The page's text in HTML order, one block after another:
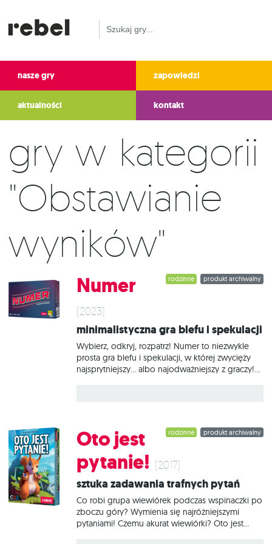
nasze gry zapowiedzi
aktualności kontakt
Gry w kategorii
"Obstawianie
wyników"
produkt archiwalny
rodzinne
Numer
(2023)
Minimalistyczna gra blefu i spekulacji
Wybierz, odkryj, rozpatrz! Numer to niezwykle
prosta gra blefu i spekulacji, w której zwycięży
najsprytniejszy... albo najodważniejszy z graczy!
występująca w niższych numerach, zostaniemy z
niczym! Na czym to polega? Rozgrywka w
Numer składa się z 2 rund, z których każda trwa 5
tur podzielonych na 3 fazy: Wybór. Uczestnicy w
tajemnicy zapisują na swoich płytkach liczby od
000 do 999, a gdy skończą, równocześnie je
odsłaniają. Sprawdzenie. Liczby
produkt archiwalny
rodzinne
Oto jest
pytanie! (2017)
Sztuka zadawania trafnych pytań
Co robi grupa wiewiórek podczas wspinaczki po
zboczu góry? Wymienia się najróżniejszymi
pytaniami! Czemu akurat wiewiórki? Oto jest